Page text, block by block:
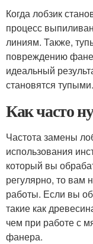
Когда лобзик
процесс
линиям. Также,
повреждению
идеальный
становятся тупыми.
Как часто
Частота замены
использования
который вы
регулярно, то вам
работы. Если вы
такие как
чем при работе с
фанера.